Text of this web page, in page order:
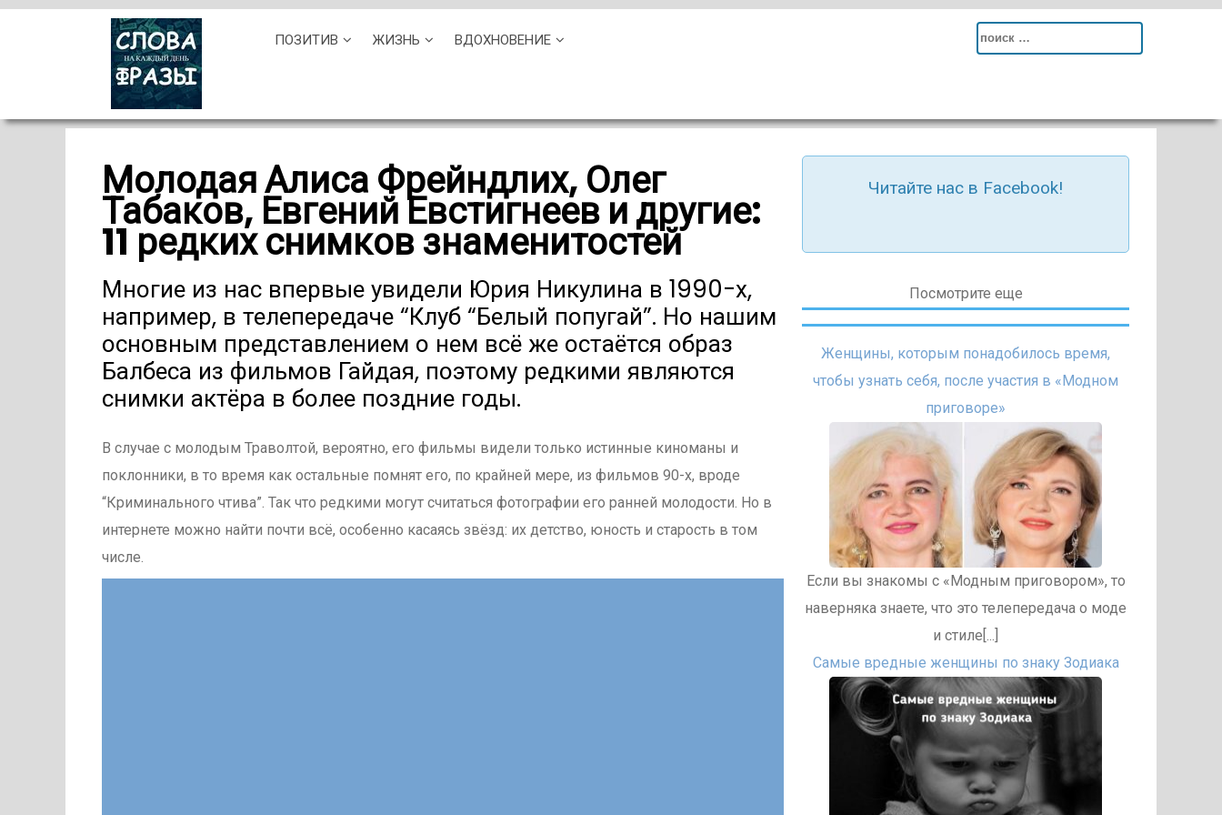
ПОЗИТИВ ЖИЗНЬ ВДОХНОВЕНИЕ
Search
Молодая Алиса Фрейндлих, Олег
Табаков, Евгений Евстигнеев и другие:
11 редких снимков знаменитостей
Многие из нас впервые увидели Юрия Никулина в 1990-х,
например, в телепередаче “Клуб “Белый попугай”. Но нашим
основным представлением о нем всё же остаётся образ
Балбеса из фильмов Гайдая, поэтому редкими являются
снимки актёра в более поздние годы.
В случае с молодым Траволтой, вероятно, его фильмы видели только истинные киноманы и
поклонники, в то время как остальные помнят его, по крайней мере, из фильмов 90-х, вроде
“Криминального чтива”. Так что редкими могут считаться фотографии его ранней молодости. Но в
интернете можно найти почти всё, особенно касаясь звёзд: их детство, юность и старость в том
числе.
Читайте нас в Facebook!
Посмотрите еще
Женщины, которым понадобилось время,
чтобы узнать себя, после участия в «Модном
приговоре»
Если вы знакомы с «Модным приговором», то
наверняка знаете, что это телепередача о моде
и стиле[...]
Самые вредные женщины по знаку Зодиака